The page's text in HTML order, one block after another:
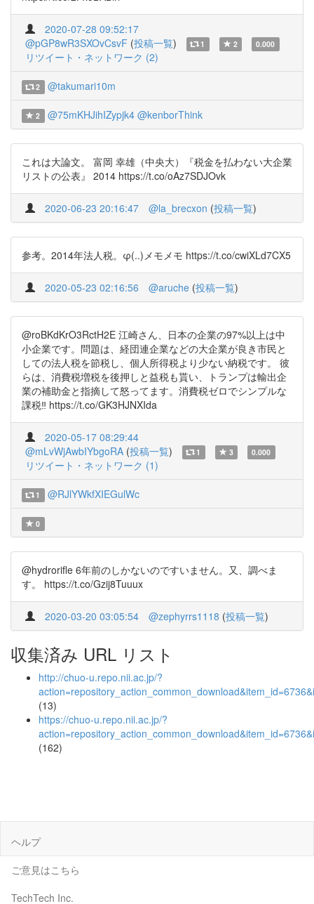
2020-07-28 09:52:17
@pGP8wR3SXOvCsvF (投稿一覧) 1 2 0.000
リツイート・ネットワーク (2)
2 @takumari10m
2 @75mKHJihIZypjk4 @kenborThink
これは大論文。 富岡 幸雄（中央大）『税金を払わない大企業
リストの公表』 2014 https://t.co/oAz7SDJOvk
2020-06-23 20:16:47 @la_brecxon (投稿一覧)
参考。2014年法人税。φ(..)メモメモ https://t.co/cwiXLd7CX5
2020-05-23 02:16:56 @aruche (投稿一覧)
@roBKdKrO3RctH2E 江崎さん、日本の企業の97%以上は中
小企業です。問題は、経団連企業などの大企業が良き市民と
しての法人税を節税し、個人所得税より少ない納税です。 彼
らは、消費税増税を後押しと益税も貰い、トランプは輸出企
業の補助金と指摘して怒ってます。消費税ゼロでシンプルな
課税‼️ https://t.co/GK3HJNXIda
2020-05-17 08:29:44
@mLvWjAwbIYbgoRA (投稿一覧) 1 3 0.000
リツイート・ネットワーク (1)
1 @RJlYWkfXIEGulWc
0
@hydrorifle 6年前のしかないのですいません。又、調べま
す。 https://t.co/Gzij8Tuuux
2020-03-20 03:05:54 @zephyrrs1118 (投稿一覧)
収集済み URL リスト
http://chuo-u.repo.nii.ac.jp/?
(13)
https://chuo-u.repo.nii.ac.jp/?
(162)
ヘルプ
ご意見はこちら
TechTech Inc.